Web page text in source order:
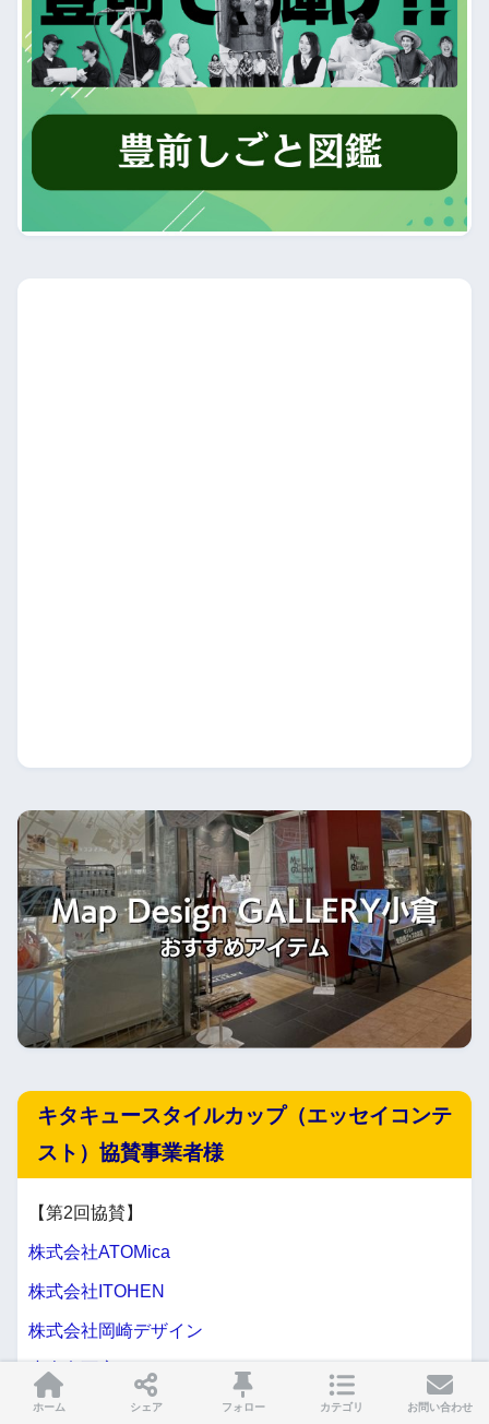
キタキュースタイルカップ（エッセイコンテ
スト）協賛事業者様
【第2回協賛】
株式会社ATOMica
株式会社ITOHEN
株式会社岡崎デザイン
小倉名画座
響灘菜園株式会社
ホーム シェア フォロー カテゴリ お問い合わせ